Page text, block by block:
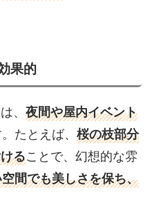
果的
、 夜間や屋内イベント
たとえば、 桜の枝部分
ることで、幻想的な雰
間でも美しさを保ち、